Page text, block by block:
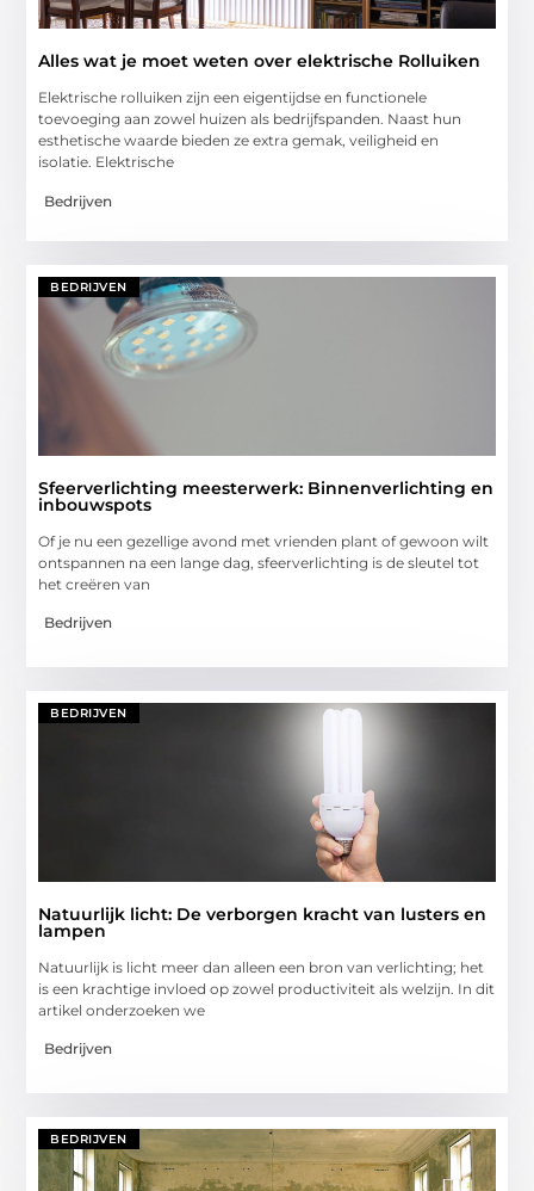
Alles wat je moet weten over elektrische Rolluiken
Elektrische rolluiken zijn een eigentijdse en functionele
toevoeging aan zowel huizen als bedrijfspanden. Naast hun
esthetische waarde bieden ze extra gemak, veiligheid en
isolatie. Elektrische
Bedrijven
BEDRIJVEN
Sfeerverlichting meesterwerk: Binnenverlichting en
inbouwspots
Of je nu een gezellige avond met vrienden plant of gewoon wilt
ontspannen na een lange dag, sfeerverlichting is de sleutel tot
het creëren van
Bedrijven
BEDRIJVEN
Natuurlijk licht: De verborgen kracht van lusters en
lampen
Natuurlijk is licht meer dan alleen een bron van verlichting; het
is een krachtige invloed op zowel productiviteit als welzijn. In dit
artikel onderzoeken we
Bedrijven
BEDRIJVEN